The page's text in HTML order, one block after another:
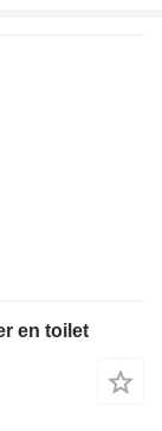
en toilet